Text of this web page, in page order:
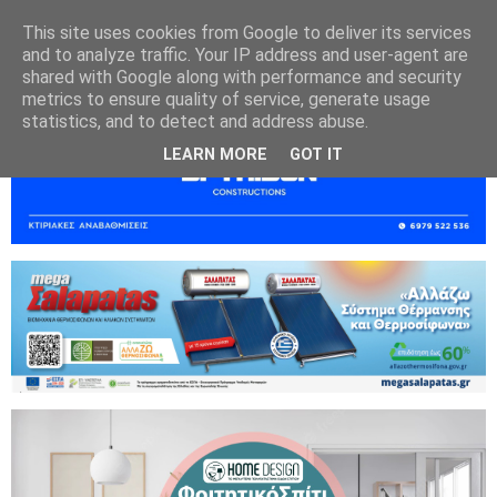
This site uses cookies from Google to deliver its services
and to analyze traffic. Your IP address and user-agent are
shared with Google along with performance and security
metrics to ensure quality of service, generate usage
statistics, and to detect and address abuse.
LEARN MORE GOT IT